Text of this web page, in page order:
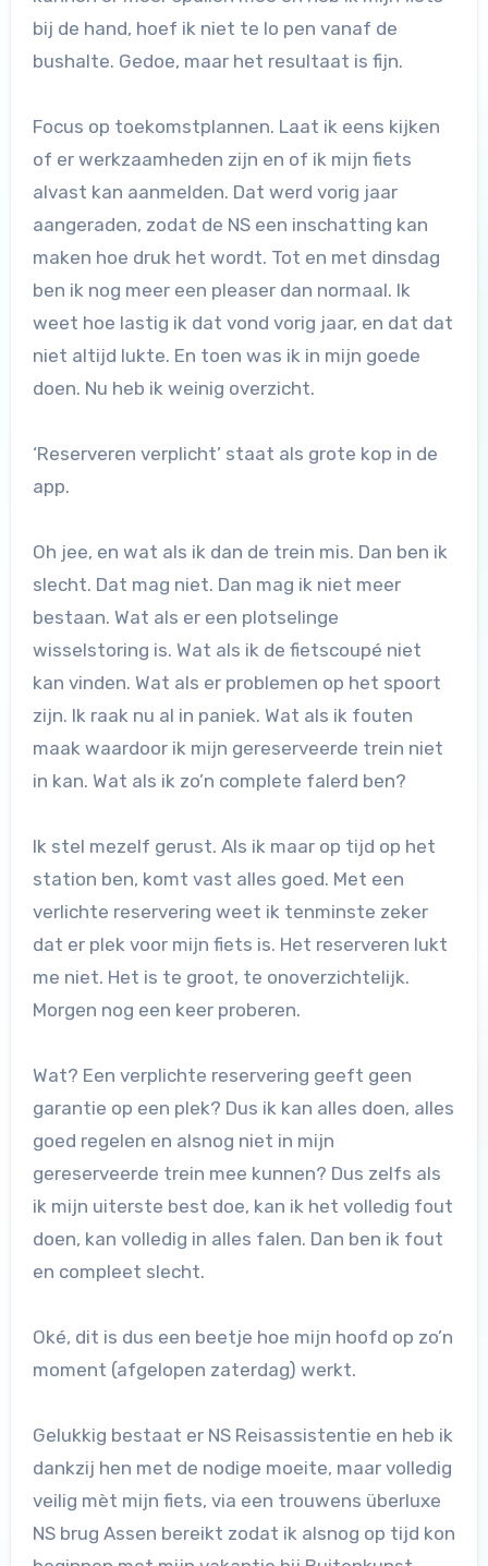
bij de hand, hoef ik niet te lo pen vanaf de
bushalte. Gedoe, maar het resultaat is fijn.
Focus op toekomstplannen. Laat ik eens kijken
of er werkzaamheden zijn en of ik mijn fiets
alvast kan aanmelden. Dat werd vorig jaar
aangeraden, zodat de NS een inschatting kan
maken hoe druk het wordt. Tot en met dinsdag
ben ik nog meer een pleaser dan normaal. Ik
weet hoe lastig ik dat vond vorig jaar, en dat dat
niet altijd lukte. En toen was ik in mijn goede
doen. Nu heb ik weinig overzicht.
‘Reserveren verplicht’ staat als grote kop in de
app.
Oh jee, en wat als ik dan de trein mis. Dan ben ik
slecht. Dat mag niet. Dan mag ik niet meer
bestaan. Wat als er een plotselinge
wisselstoring is. Wat als ik de fietscoupé niet
kan vinden. Wat als er problemen op het spoort
zijn. Ik raak nu al in paniek. Wat als ik fouten
maak waardoor ik mijn gereserveerde trein niet
in kan. Wat als ik zo’n complete falerd ben?
Ik stel mezelf gerust. Als ik maar op tijd op het
station ben, komt vast alles goed. Met een
verlichte reservering weet ik tenminste zeker
dat er plek voor mijn fiets is. Het reserveren lukt
me niet. Het is te groot, te onoverzichtelijk.
Morgen nog een keer proberen.
Wat? Een verplichte reservering geeft geen
garantie op een plek? Dus ik kan alles doen, alles
goed regelen en alsnog niet in mijn
gereserveerde trein mee kunnen? Dus zelfs als
ik mijn uiterste best doe, kan ik het volledig fout
doen, kan volledig in alles falen. Dan ben ik fout
en compleet slecht.
Oké, dit is dus een beetje hoe mijn hoofd op zo’n
moment (afgelopen zaterdag) werkt.
Gelukkig bestaat er NS Reisassistentie en heb ik
dankzij hen met de nodige moeite, maar volledig
veilig mèt mijn fiets, via een trouwens überluxe
NS brug Assen bereikt zodat ik alsnog op tijd kon